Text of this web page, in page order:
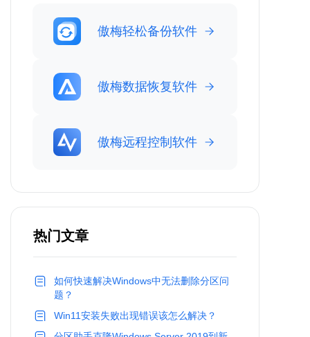
傲梅轻松备份软件
傲梅数据恢复软件
傲梅远程控制软件
热门文章
如何快速解决Windows中无法删除分区问
题？
Win11安装失败出现错误该怎么解决？